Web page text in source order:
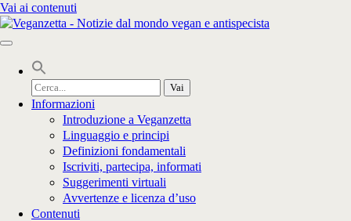
Vai ai contenuti
Cerca
per:
Informazioni
Introduzione a Veganzetta
Linguaggio e principi
Definizioni fondamentali
Iscriviti, partecipa, informati
Suggerimenti virtuali
Avvertenze e licenza d’uso
Contenuti